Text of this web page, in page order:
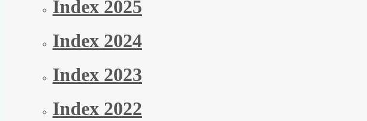
Index 2025
Index 2024
Index 2023
Index 2022